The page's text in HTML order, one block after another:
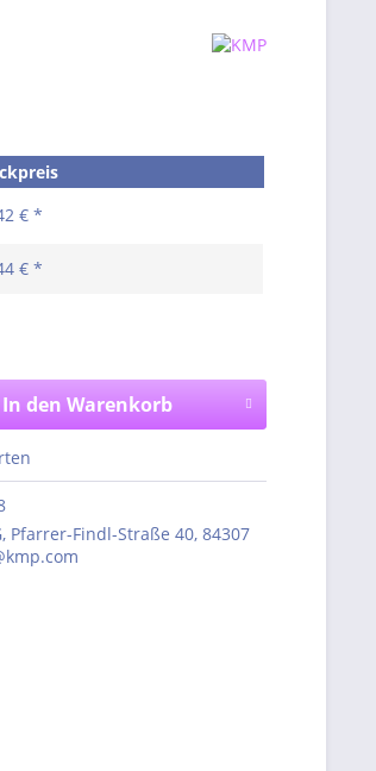
€ *
€ *
In den Warenkorb
Pfarrer-Findl-Straße 40, 84307